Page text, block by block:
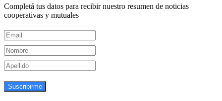
Completá tus datos para recibir nuestro resumen de noticias
cooperativas y mutuales
Suscribirme